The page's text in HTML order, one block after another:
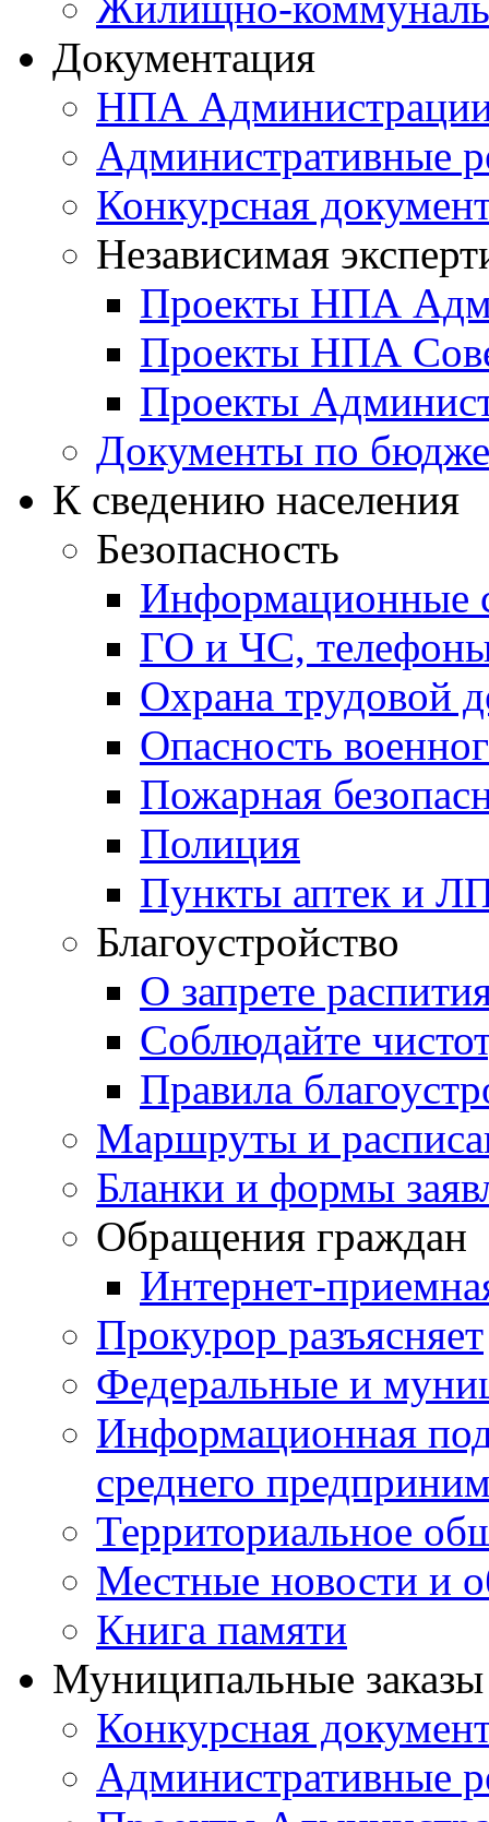
Документация
НПА
Административные
Конкурсная
Независимая
Проекты НПА
Проекты НПА
Проекты
Документы по
К сведению населения
Безопасность
Информационные
ГО и ЧС,
Охрана трудовой
Опасность
Пожарная
Полиция
Пункты аптек и
Благоустройство
О запрете
Соблюдайте
Правила
Маршруты и
Бланки и формы
Обращения граждан
Интернет-
Прокурор разъясняет
Федеральные и
Информационная
среднего
Территориальное
Местные новости и
Книга памяти
Муниципальные
Конкурсная
Административные